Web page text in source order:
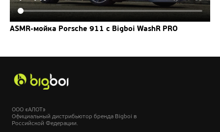
ASMR-мойка Porsche 911 с Bigboi WashR PRO
ООО «АЛОТ»
Официальный дистрибьютор бренда Bigboi в
Российской Федерации.